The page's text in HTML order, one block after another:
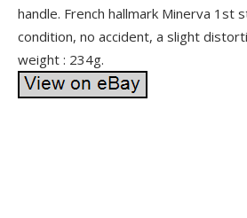
handle. French hallmark Minerva 1st
condition, no accident, a slight
weight : 234g.